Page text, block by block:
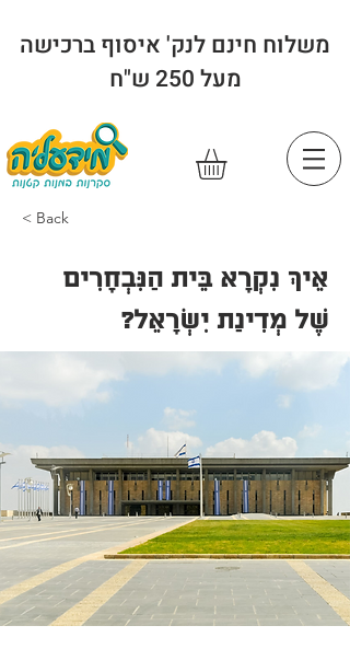
משלוח חינם לנק' איסוף ברכישה
מעל 250 ש"ח
< Back
אֵיךְ נִקְרָא בֵּית הַנִּבְחָרִים
שֶׁל מְדִינַת יִשְׂרָאֵל?